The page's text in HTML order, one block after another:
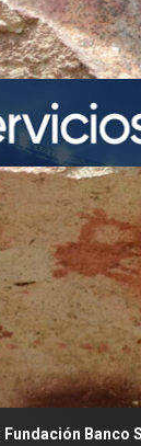
Santa Cruz